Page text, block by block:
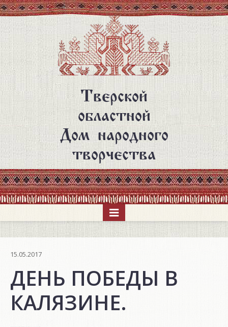
Перейти
к
основному
содержанию
Тверской
областной
Дом народного
творчества
15.05.2017
ДЕНЬ ПОБЕДЫ В
КАЛЯЗИНЕ.